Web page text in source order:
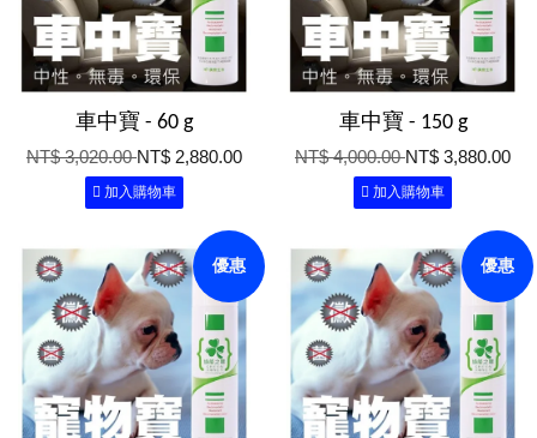
車中寶 - 60 g
NT$ 3,020.00NT$ 2,880.00
加入購物車
車中寶 - 150 g
NT$ 4,000.00NT$ 3,880.00
加入購物車
優惠 優惠